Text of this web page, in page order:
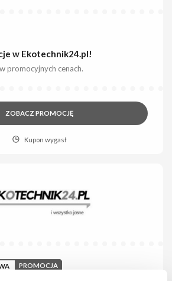
w Ekotechnik24.pl!
promocyjnych cenach.
ZOBACZ PROMOCJĘ
Kupon wygasł
PROMOCJA